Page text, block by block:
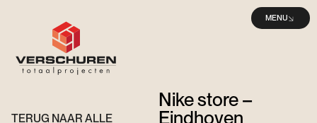
MENU
Nike store –
Eindhoven
TERUG NAAR ALLE